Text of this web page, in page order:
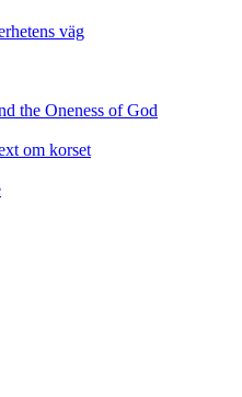
väg
the Oneness of God
om korset